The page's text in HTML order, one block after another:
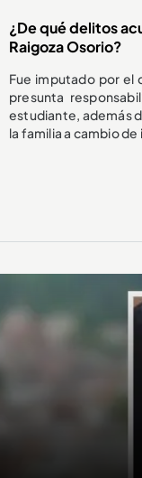
¿De qué delitos
Raigoza Osorio?
Fue imputado por el
presunta
estudiante, además
la familia a cambio